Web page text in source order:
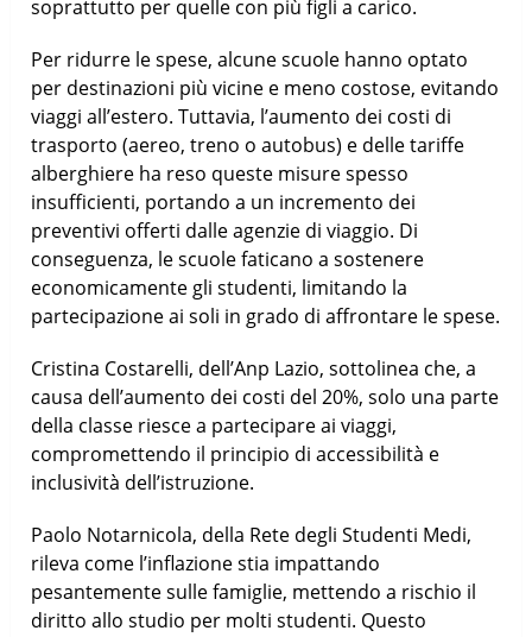
soprattutto per quelle con più figli a carico.
Per ridurre le spese, alcune scuole hanno optato
per destinazioni più vicine e meno costose, evitando
viaggi all’estero. Tuttavia, l’aumento dei costi di
trasporto (aereo, treno o autobus) e delle tariffe
alberghiere ha reso queste misure spesso
insufficienti, portando a un incremento dei
preventivi offerti dalle agenzie di viaggio. Di
conseguenza, le scuole faticano a sostenere
economicamente gli studenti, limitando la
partecipazione ai soli in grado di affrontare le spese.
Cristina Costarelli, dell’Anp Lazio, sottolinea che, a
causa dell’aumento dei costi del 20%, solo una parte
della classe riesce a partecipare ai viaggi,
compromettendo il principio di accessibilità e
inclusività dell’istruzione.
Paolo Notarnicola, della Rete degli Studenti Medi,
rileva come l’inflazione stia impattando
pesantemente sulle famiglie, mettendo a rischio il
diritto allo studio per molti studenti. Questo